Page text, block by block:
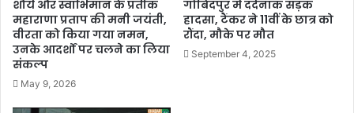
शौर्य और स्वाभिमान के प्रतीक
महाराणा प्रताप की मनी जयंती,
वीरता को किया गया नमन,
उनके आदर्शों पर चलने का लिया
संकल्प
May 9, 2026
गोबिंदपुर में दर्दनाक सड़क
हादसा, टैंकर ने 11वीं के छात्र को
रौंदा, मौके पर मौत
September 4, 2025